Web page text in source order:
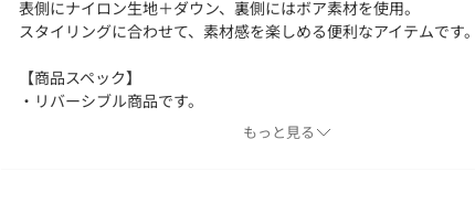
表側にナイロン生地＋ダウン、裏側にはボア素材を使用。
スタイリングに合わせて、素材感を楽しめる便利なアイテムです。
【商品スペック】
・リバーシブル商品です。
・表側には、柔らかく張りのあるナイロン生地を使用しています。
もっと見る